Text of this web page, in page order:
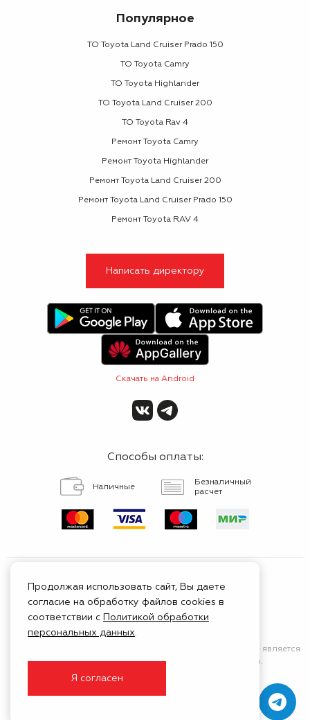
Популярное
ТО Toyota Land Cruiser Prado 150
ТО Toyota Camry
ТО Toyota Highlander
ТО Toyota Land Cruiser 200
ТО Toyota Rav 4
Ремонт Toyota Camry
Ремонт Toyota Highlander
Ремонт Toyota Land Cruiser 200
Ремонт Toyota Land Cruiser Prado 150
Ремонт Toyota RAV 4
Написать директору
Скачать на Android
Способы оплаты:
Наличные
Безналичный
расчет
Сертифицированный
и не является
публичной афертой (положения Статьи 437 ГК РФ).
© 1999 - 2026 ГК Тойота Моторс Клуб
Продолжая использовать сайт, Вы даете
согласие на обработку файлов cookies в
соответствии с
Политикой обработки
персональных данных.
Я согласен